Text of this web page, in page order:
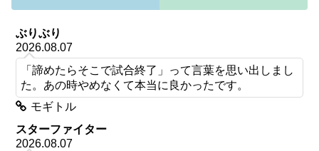
ぶりぶり
2026.08.07
「諦めたらそこで試合終了」って言葉を思い出しまし
た。あの時やめなくて本当に良かったです。
モギトル
スターファイター
2026.08.07